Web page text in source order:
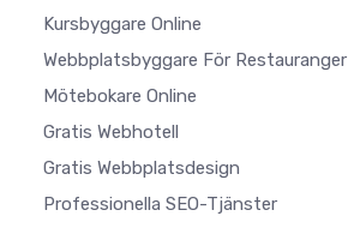
Kursbyggare Online
Webbplatsbyggare För Restauranger
Mötebokare Online
Gratis Webhotell
Gratis Webbplatsdesign
Professionella SEO-Tjänster